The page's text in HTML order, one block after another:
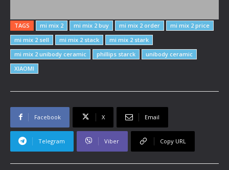
TAGS mi mix 2 mi mix 2 buy mi mix 2 order
mi mix 2 price
mi mix 2 sell
mi mix 2 stack
mi mix 2 stark
mi mix 2 unibody ceramic
phillips starck
unibody ceramic
XIAOMI
Facebook X Email
Telegram Viber Copy URL